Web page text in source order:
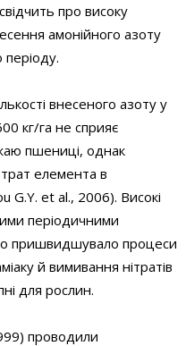
про високу
амонійного азоту
внесеного азоту у
кг/га не сприяє
пшениці, однак
елемента в
et al., 2006). Високі
періодичними
пришвидшувало процеси
й вимивання нітратів
для рослин.
проводили